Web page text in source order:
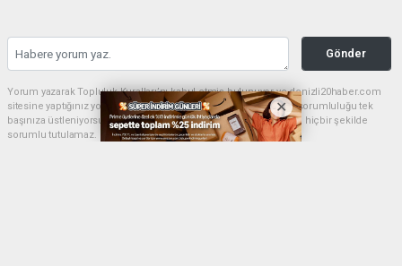
Gönder
Yorum yazarak Topluluk Kuralları’nı kabul etmiş bulunuyor ve denizli20haber.com
sitesine yaptığınız yorumunuzla ilgili doğrudan veya dolaylı tüm sorumluluğu tek
başınıza üstleniyorsunuz. Yazılan tüm yorumlardan site yönetimi hiçbir şekilde
sorumlu tutulamaz.